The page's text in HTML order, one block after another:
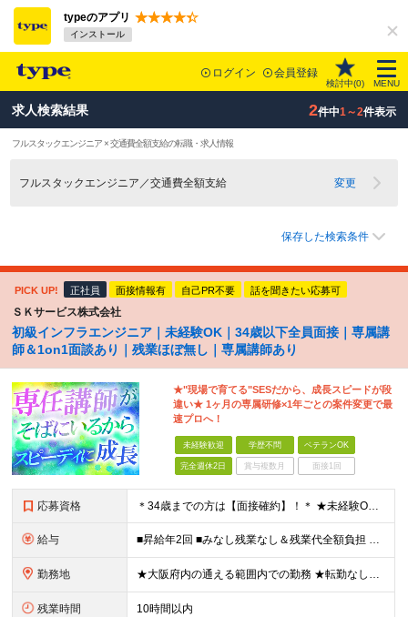
typeのアプリ
インストール
ログイン 会員登録
検討中(0) MENU
求人検索結果 2件中1～2件表示
フルスタックエンジニア × 交通費全額支給の転職・求人情報
フルスタックエンジニア／交通費全額支給 変更
保存した検索条件
PICK UP! 正社員 面接情報有 自己PR不要 話を聞きたい応募可
ＳＫサービス株式会社
初級インフラエンジニア｜未経験OK｜34歳以下全員面接｜専属講
師＆1on1面談あり｜残業ほぼ無し｜専属講師あり
★"現場で育てる"SESだから、成長スピードが段
違い★ 1ヶ月の専属研修×1年ごとの案件変更で最
速プロへ！
未経験歓迎 学歴不問 ベテランOK
完全週休2日 賞与複数月 面接1回
応募資格 ＊34歳までの方は【面接確約】！＊ ★未経験OK＆経歴一切不問！ ★正社員デビューの方も歓迎します！ ★第二新卒・既卒歓迎 ★学歴不問 ＊専属の講師や1on1のサポートもあり、安心してスタートできま
給与 ■昇給年2回 ■みなし残業なし＆残業代全額負担 ■資格取得報奨金あり（5,000円～10万円） ★IT系の資格をお持ちの方は【月給30万円～】スタートが可能！ 月給21万5000円～60万円 未経
勤務地 ★大阪府内の通える範囲内での勤務 ★転勤なし！ 【新入社員研修の実施場所】 オフィス：大阪府大阪市北区西天満4-3-17 MF西天満ビル12F ※研修後は大阪府内の各プロジェクト先となります。 ※
残業時間 10時間以内